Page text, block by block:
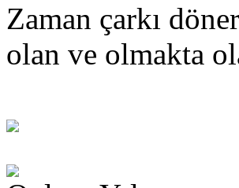
Zaman çarkı
olan ve olmakta